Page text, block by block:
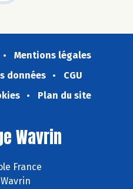
Mentions légales
données
CGU
Plan du site
Wavrin
France